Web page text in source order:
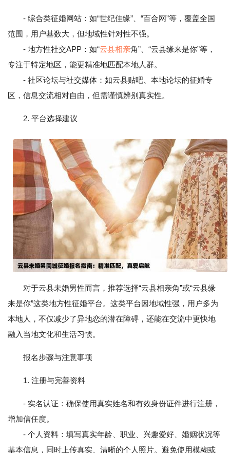
- 综合类征婚网站：如“世纪佳缘”、“百合网”等，覆盖全国
范围，用户基数大，但地域性针对性不强。
- 地方性社交APP：如“云县相亲角”、“云县缘来是你”等，
专注于特定地区，能更精准地匹配本地人群。
- 社区论坛与社交媒体：如云县贴吧、本地论坛的征婚专
区，信息交流相对自由，但需谨慎辨别真实性。
2. 平台选择建议
对于云县未婚男性而言，推荐选择“云县相亲角”或“云县缘
来是你”这类地方性征婚平台。这类平台因地域性强，用户多为
本地人，不仅减少了异地恋的潜在障碍，还能在交流中更快地
融入当地文化和生活习惯。
报名步骤与注意事项
1. 注册与完善资料
- 实名认证：确保使用真实姓名和有效身份证件进行注册，
增加信任度。
- 个人资料：填写真实年龄、职业、兴趣爱好、婚姻状况等
基本信息，同时上传真实、清晰的个人照片。避免使用模糊或